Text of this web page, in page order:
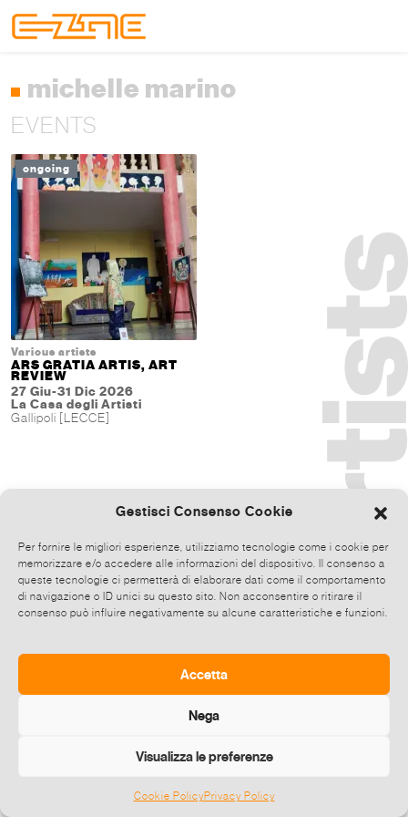
Gestisci Consenso Cookie
Per fornire le migliori esperienze, utilizziamo tecnologie come i cookie per
memorizzare e/o accedere alle informazioni del dispositivo. Il consenso a
queste tecnologie ci permetterà di elaborare dati come il comportamento
di navigazione o ID unici su questo sito. Non acconsentire o ritirare il
consenso può influire negativamente su alcune caratteristiche e funzioni.
Accetta
Nega
Visualizza le preferenze
Cookie PolicyPrivacy Policy
michelle marino
EVENTS
Various artists
ARS GRATIA ARTIS, ART
REVIEW
27 Giu-31 Dic 2026
La Casa degli Artisti
Gallipoli [LECCE]
ongoing
©2026 E-zine